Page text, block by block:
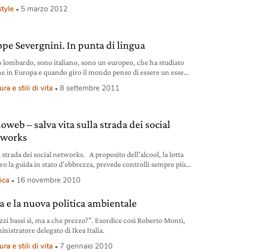
5 marzo 2012
Severgnini. In punta di lingua
lombardo, sono italiano, sono un europeo, che ha studiato
in Europa e quando giro il mondo penso di essere un essere
e stili di vita 8 settembre 2011
– salva vita sulla strada dei social
strada dei social networks. A proposito dell’alcool, la lotta
la guida in stato d’ebbrezza, prevede controlli sempre più
la vita, ma quasi di sicuro la patente. Insomma, bisogna far
16 novembre 2010
e la nuova politica ambientale
bassi sì, ma a che prezzo?”. Esordice così Roberto Monti,
delegato di Ikea Italia.
e stili di vita 7 gennaio 2010